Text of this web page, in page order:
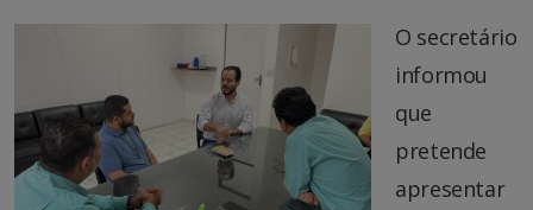
O secretário
informou
que
pretende
apresentar